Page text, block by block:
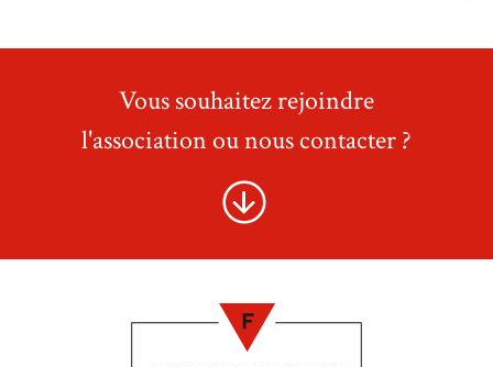
Vous souhaitez rejoindre
l'association ou nous contacter ?